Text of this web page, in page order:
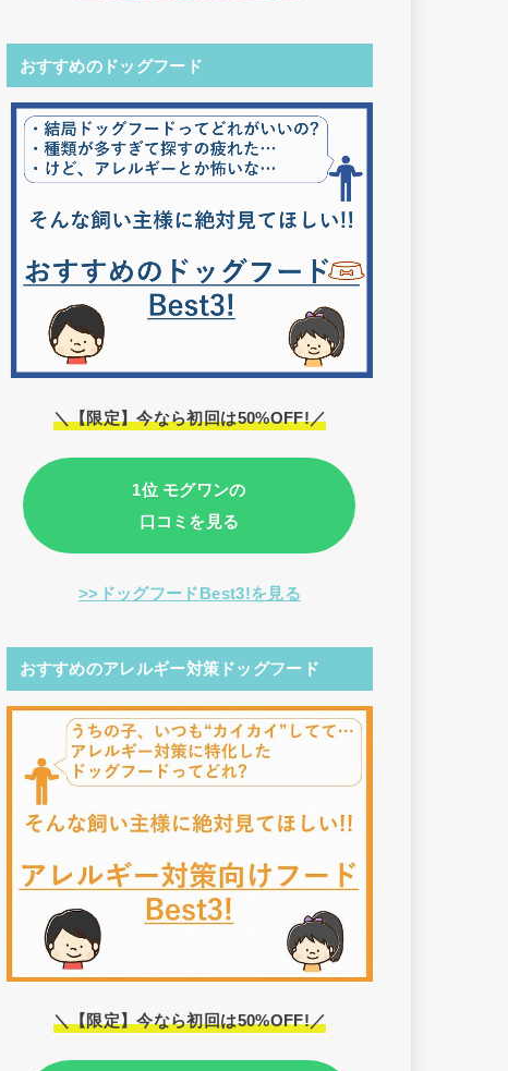
おすすめのドッグフード
＼【限定】今なら初回は50%OFF!／
1位 モグワンの
口コミを見る
>>ドッグフードBest3!を見る
おすすめのアレルギー対策ドッグフード
＼【限定】今なら初回は50%OFF!／